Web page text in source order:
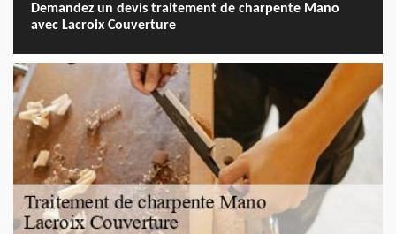
Demandez un devis traitement de charpente Mano
avec Lacroix Couverture